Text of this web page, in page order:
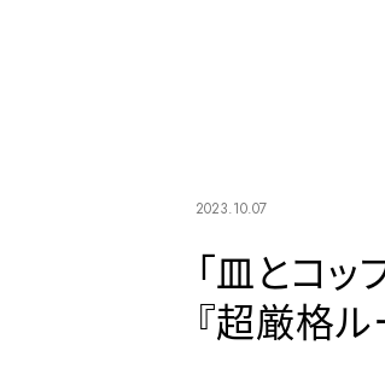
2023.10.07
「皿とコ
『超厳格